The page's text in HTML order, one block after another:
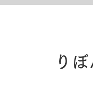
り